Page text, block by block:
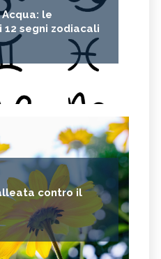
le
segni zodiacali
contro il